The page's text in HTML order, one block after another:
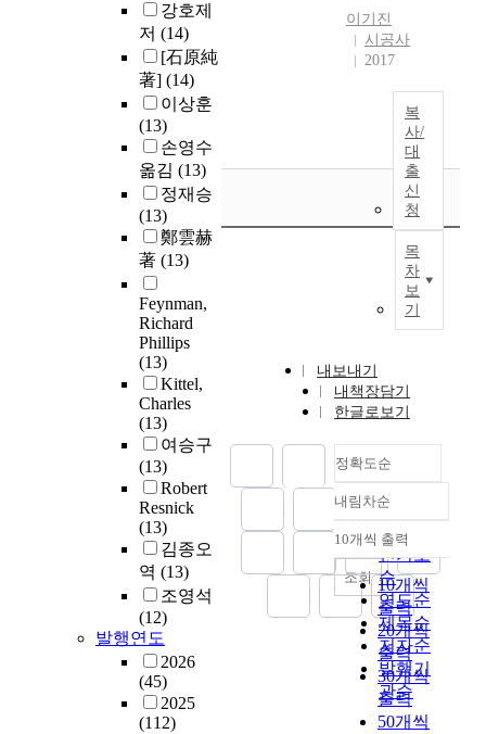
강호제
저 (14)
[石原純
著] (14)
이상훈
(13)
손영수
옮김 (13)
정재승
(13)
鄭雲赫
著 (13)
Feynman,
Richard
Phillips
(13)
Kittel,
Charles
(13)
여승구
(13)
Robert
Resnick
(13)
김종오
역 (13)
조영석
(12)
발행연도
2026
(45)
2025
(112)
이기진
시공사
2017
복
사/
대
출
신
청
목
차
보
기
내보내기
내책장담기
한글로보기
정확도순
정확도
순
인기도
순
연도순
제목순
저자순
발행기
관순
내림차순
내림차순
10개씩 출력
10개씩
출력
20개씩
출력
30개씩
출력
50개씩
조회